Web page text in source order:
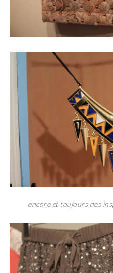
encore et toujours des